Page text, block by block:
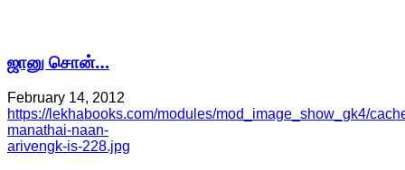
ஜானு சொன்…
February 14, 2012
https://lekhabooks.com/modules/mod_image_show_gk4/
manathai-naan-
arivengk-is-228.jpg